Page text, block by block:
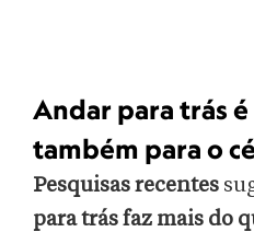
Andar para trás
também para o
Pesquisas recentes
para trás faz mais do